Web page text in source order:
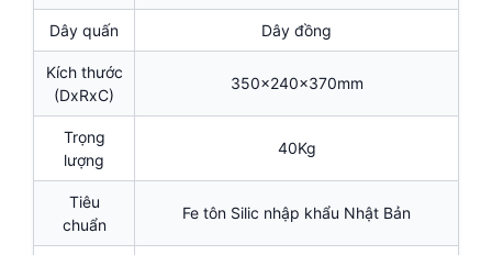
Dây quấn Dây đồng
Kích thước
(DxRxC)
350x240x370mm
Trọng
lượng
40Kg
Tiêu
chuẩn
Fe tôn Silic nhập khẩu Nhật Bản